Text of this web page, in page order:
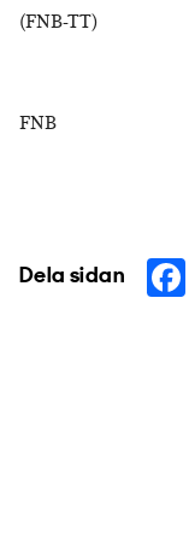
(FNB-TT)
FNB
Dela sidan